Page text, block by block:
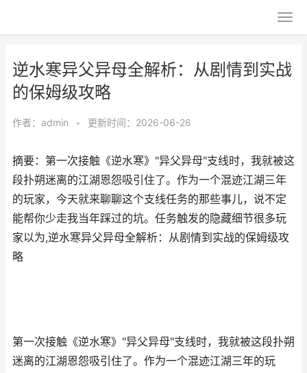
逆水寒异父异母全解析：从剧情到实战
的保姆级攻略
作者： admin • 更新时间：2026-06-26
摘要：第一次接触《逆水寒》"异父异母"支线时，我就被这
段扑朔迷离的江湖恩怨吸引住了。作为一个混迹江湖三年
的玩家，今天就来聊聊这个支线任务的那些事儿，说不定
能帮你少走我当年踩过的坑。任务触发的隐藏细节很多玩
家以为,逆水寒异父异母全解析：从剧情到实战的保姆级攻
略
第一次接触《逆水寒》"异父异母"支线时，我就被这段扑朔
迷离的江湖恩怨吸引住了。作为一个混迹江湖三年的玩